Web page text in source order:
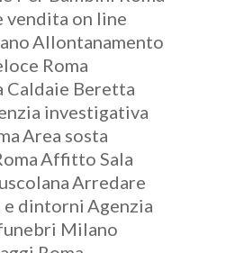
vendita on line
Allontanamento
Roma
Caldaie Beretta
investigativa
Area sosta
Affitto Sala
Arredare
e dintorni Agenzia
Milano